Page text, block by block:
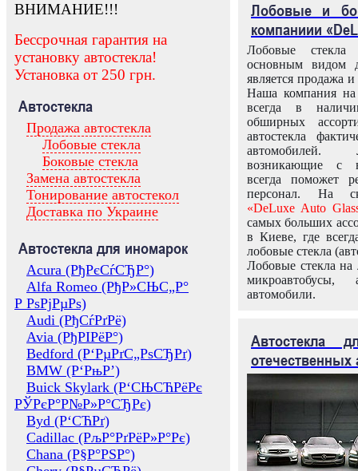
ВНИМАНИЕ!!!
Бессрочная гарантия на
установку автостекла!
Установка от 250 грн.
Автостекла
Продажа автостекла
Лобовые стекла
Боковые стекла
Замена автостекла
Тонирование автостекол
Доставка по Украине
Автостекла для иномарок
Acura (РђРєСѓСЂР°)
Alfa Romeo (РђР»СЊС„Р°
Р РѕРјРµРѕ)
Audi (РђСѓРґРё)
Avia (РђРІРёР°)
Bedford (Р‘РµРґС„РѕСЂРґ)
BMW (Р‘РњР’)
Buick Skylark (Р‘СЊСЋРёРє
РЎРєР°Р№Р»Р°СЂРє)
Byd (Р‘СЋРґ)
Cadillac (РљР°РґРёР»Р°Рє)
Chana (Р§Р°РЅР°)
Лобовые и
компаниии
Лобовые
основным видом
является продажа и
Наша компания на
всегда в
обширных
автостекла
возникающие с
всегда поможет
персонал. На
«DeLuxe Auto
самых больших
в Киеве, где
лобовые стекла
Лобовые стекла на
микроавтобусы,
автомобили.
Автостекла
отечественных